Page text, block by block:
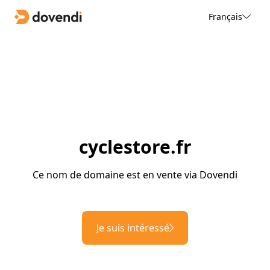
Français
cyclestore.fr
Ce nom de domaine est en vente via Dovendi
Je suis intéressé